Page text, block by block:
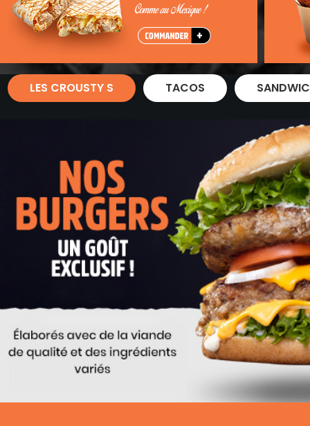
Zones de Livraison
LES CROUSTY S TACOS